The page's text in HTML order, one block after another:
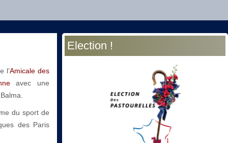
l’Amicale des
avec une
du sport de
des Paris
Election !
Année
précédente
Mois
précédent
Année
suivante
Mois
suivant